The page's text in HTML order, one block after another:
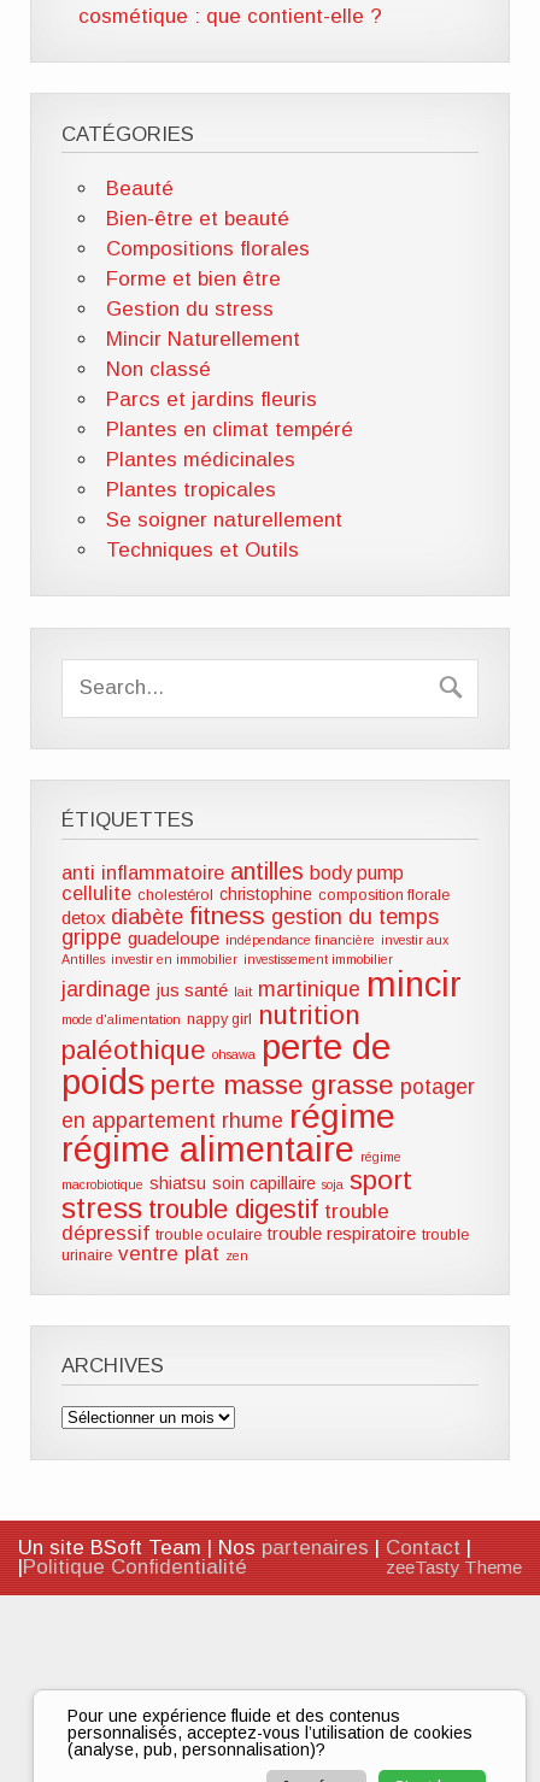
cosmétique : que contient-elle ?
CATÉGORIES
Beauté
Bien-être et beauté
Compositions florales
Forme et bien être
Gestion du stress
Mincir Naturellement
Non classé
Parcs et jardins fleuris
Plantes en climat tempéré
Plantes médicinales
Plantes tropicales
Se soigner naturellement
Techniques et Outils
ÉTIQUETTES
anti inflammatoire antilles body pump
cellulite cholestérol christophine composition florale
detox diabète fitness gestion du temps
grippe guadeloupe indépendance financière investir aux
Antilles investir en immobilier investissement immobilier
jardinage jus santé lait martinique mincir
mode d'alimentation nappy girl nutrition
paléothique ohsawa
perte de
poids perte masse grasse potager
en appartement rhume régime
régime alimentaire régime
macrobiotique shiatsu soin capillaire soja sport
stress trouble digestif trouble
dépressif trouble oculaire trouble respiratoire trouble
urinaire ventre plat zen
ARCHIVES
Archives
Un site BSoft Team | Nos partenaires Contact
Politique Confidentialité zeeTasty Theme
Pour une expérience fluide et des contenus
personnalisés, acceptez-vous l’utilisation de cookies
(analyse, pub, personnalisation)?